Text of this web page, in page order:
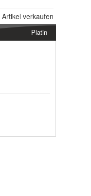
Artikel verkaufen
Platin